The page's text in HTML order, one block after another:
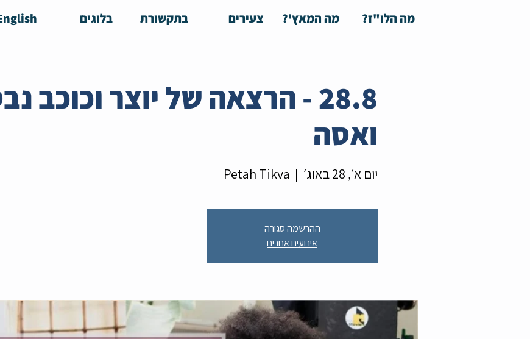
מה הלו"ז? מה המאץ'? צעירים בתקשורת בלוגים
28.8 - הרצאה של יוצר וכוכב
ואסה
יום א׳, 28 באוג׳
  |
Petah Tikva
ההרשמה סגורה
אירועים אחרים